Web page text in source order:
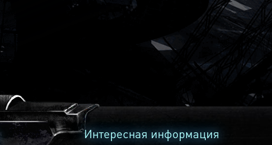
2240
Интересная информация